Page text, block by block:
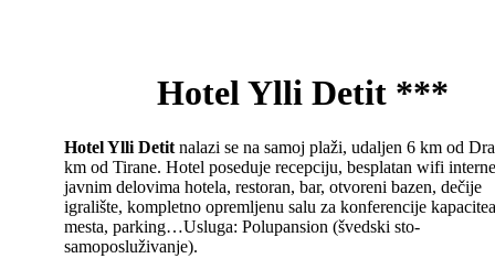
Hotel Ylli Detit ***
Hotel Ylli Detit nalazi se na samoj plaži, udaljen 6 km od
km od Tirane. Hotel poseduje recepciju, besplatan wifi
javnim delovima hotela, restoran, bar, otvoreni bazen, dečije
igralište, kompletno opremljenu salu za konferencije
mesta, parking…Usluga: Polupansion (švedski sto-
samoposluživanje).